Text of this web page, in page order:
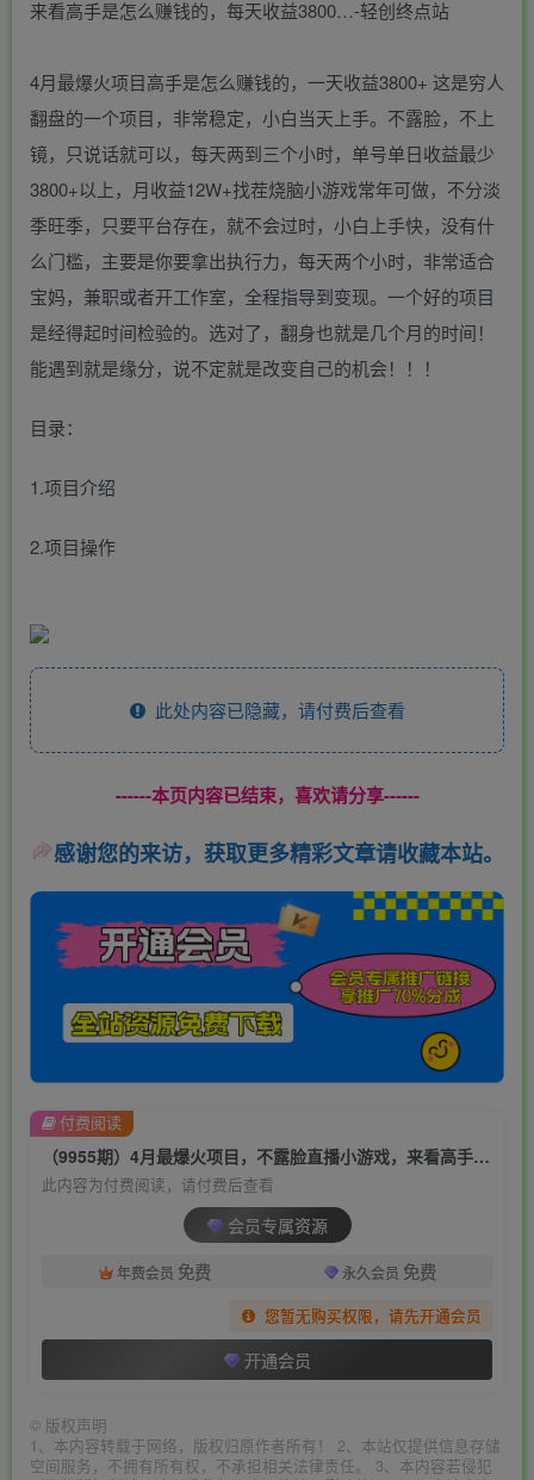
4月最爆火项目高手是怎么赚钱的，一天收益3800+ 这是穷人
翻盘的一个项目，非常稳定，小白当天上手。不露脸，不上
镜，只说话就可以，每天两到三个小时，单号单日收益最少
3800+以上，月收益12W+找茬烧脑小游戏常年可做，不分淡
季旺季，只要平台存在，就不会过时，小白上手快，没有什
么门槛，主要是你要拿出执行力，每天两个小时，非常适合
宝妈，兼职或者开工作室，全程指导到变现。一个好的项目
是经得起时间检验的。选对了，翻身也就是几个月的时间！
能遇到就是缘分，说不定就是改变自己的机会！！！
目录：
1.项目介绍
2.项目操作
此处内容已隐藏，请付费后查看
------本页内容已结束，喜欢请分享------
感谢您的来访，获取更多精彩文章请收藏本站。
（9955期）4月最爆火项目，不露脸直播小游戏，来看高手是怎么赚钱的，每天收益3800…
此内容为付费阅读，请付费后查看
会员专属资源
年费会员 免费 永久会员 免费
您暂无购买权限，请先开通会员
开通会员
付费阅读
© 版权声明
1、本内容转载于网络，版权归原作者所有！ 2、本站仅提供信息存储
空间服务，不拥有所有权，不承担相关法律责任。 3、本内容若侵犯